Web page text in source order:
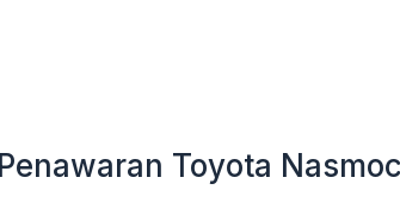
Penawaran Toyota
Penawaran